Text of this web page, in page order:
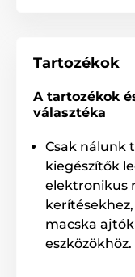
Tartozékok
A tartozékok
választéka
Csak nálunk
kiegészítők
elektronikus
macska
eszközökhöz.